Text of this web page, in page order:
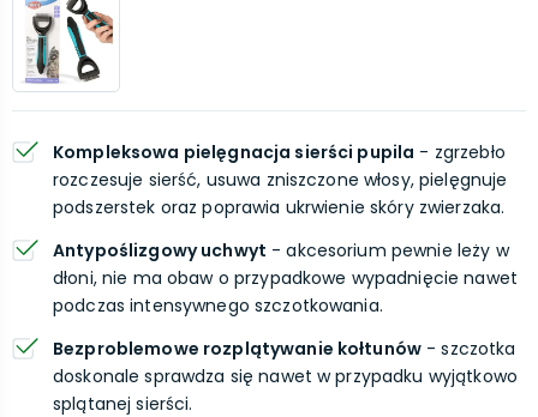
Kompleksowa pielęgnacja sierści pupila - zgrzebło
rozczesuje sierść, usuwa zniszczone włosy, pielęgnuje
podszerstek oraz poprawia ukrwienie skóry zwierzaka.
Antypoślizgowy uchwyt - akcesorium pewnie leży w
dłoni, nie ma obaw o przypadkowe wypadnięcie nawet
podczas intensywnego szczotkowania.
Bezproblemowe rozplątywanie kołtunów - szczotka
doskonale sprawdza się nawet w przypadku wyjątkowo
splątanej sierści.